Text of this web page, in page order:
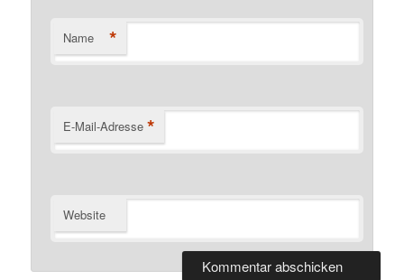
Name *
E-Mail-Adresse *
Website